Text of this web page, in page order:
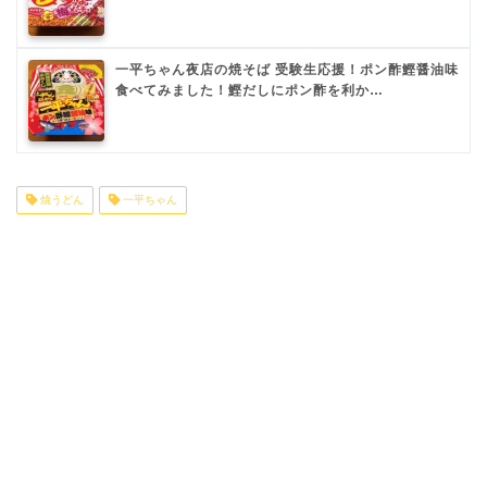
一平ちゃん夜店の焼そば 受験生応援！ポン酢鰹醤油味
食べてみました！鰹だしにポン酢を利か…
焼うどん 一平ちゃん